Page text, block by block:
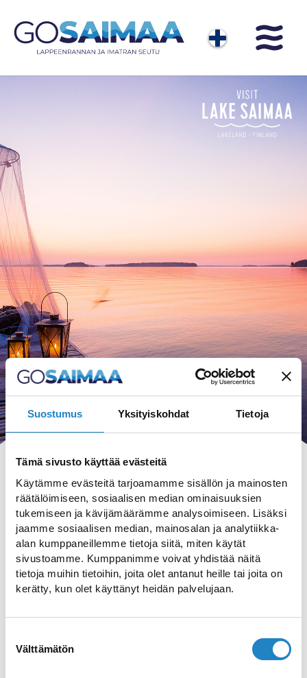
Suostumus Yksityiskohdat Tietoja
Tämä sivusto käyttää evästeitä
Käytämme evästeitä tarjoamamme sisällön ja mainosten
räätälöimiseen, sosiaalisen median ominaisuuksien
tukemiseen ja kävijämäärämme analysoimiseen. Lisäksi
jaamme sosiaalisen median, mainosalan ja analytiikka-
alan kumppaneillemme tietoja siitä, miten käytät
sivustoamme. Kumppanimme voivat yhdistää näitä
tietoja muihin tietoihin, joita olet antanut heille tai joita on
kerätty, kun olet käyttänyt heidän palvelujaan.
valinta
Välttämätön
HAKU